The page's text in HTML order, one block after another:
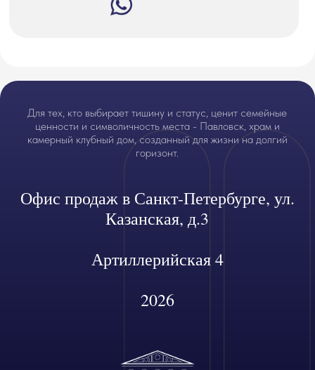
Для тех, кто выбирает тишину и статус, ценит семейные
ценности и символичность места - Павловск, храм и
камерный клубный дом, созданный для жизни на долгий
горизонт.
Офис продаж в Санкт-Петербурге, ул.
Казанская, д.3
Артиллерийская 4
2026